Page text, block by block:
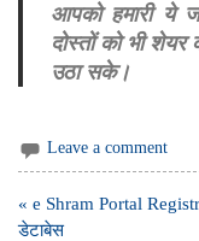
आपको हमारी ये
दोस्तों को भी
उठा सके।
Leave a comment
Post
navigation
« e Shram Portal
डेटाबेस